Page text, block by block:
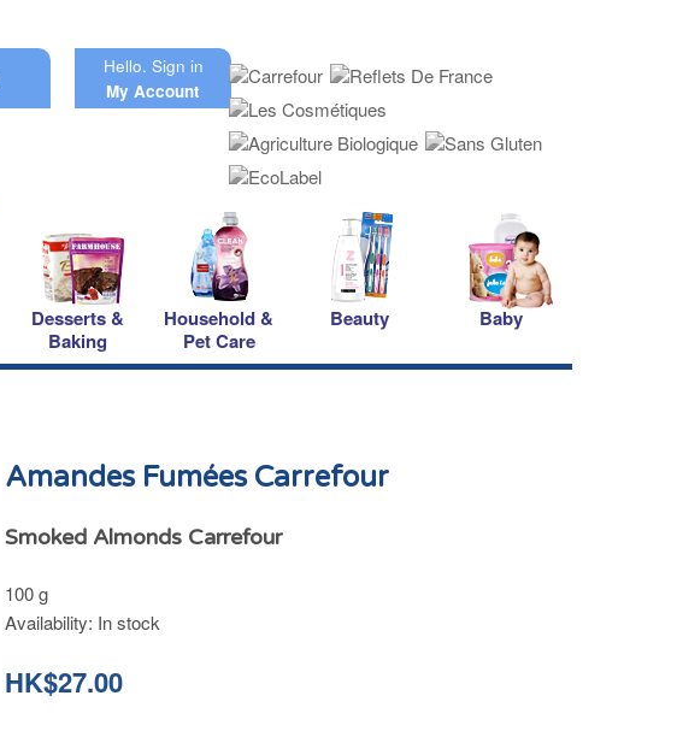
Hello. Sign in
My Account
Desserts &
Baking
Household &
Pet Care
Beauty Baby
Amandes Fumées Carrefour
Smoked Almonds Carrefour
100 g
Availability: In stock
HK$27.00